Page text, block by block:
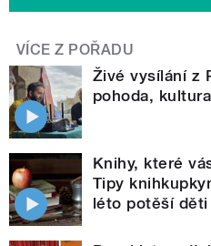
VÍCE Z POŘADU
Živé vysílání z
pohoda,
Knihy, které
Tipy
léto potěší děti